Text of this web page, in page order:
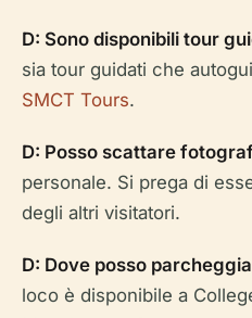
D: Sono disponibili tour
sia tour guidati che
SMCT Tours.
D: Posso scattare
personale. Si prega di
degli altri visitatori.
D: Dove posso
loco è disponibile a